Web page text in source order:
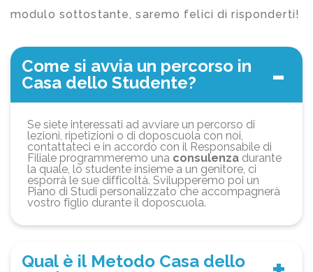
modulo sottostante, saremo felici di risponderti!
Come si avvia un percorso in
Casa dello Studente?
Se siete interessati ad avviare un percorso di
lezioni, ripetizioni o di doposcuola con noi,
contattateci e in accordo con il Responsabile di
Filiale programmeremo una consulenza durante
la quale, lo studente insieme a un genitore, ci
esporrà le sue difficoltà. Svilupperemo poi un
Piano di Studi personalizzato che accompagnerà
vostro figlio durante il doposcuola.
Qual è il Metodo Casa dello